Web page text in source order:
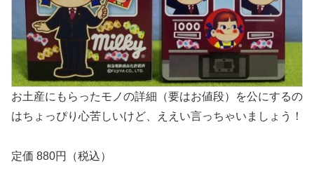
お土産にもらったモノの詳細（要はお値段）を公にするの
はちょっぴり心苦しいけど、ええい言っちゃいましょう！
定価 880円（税込）